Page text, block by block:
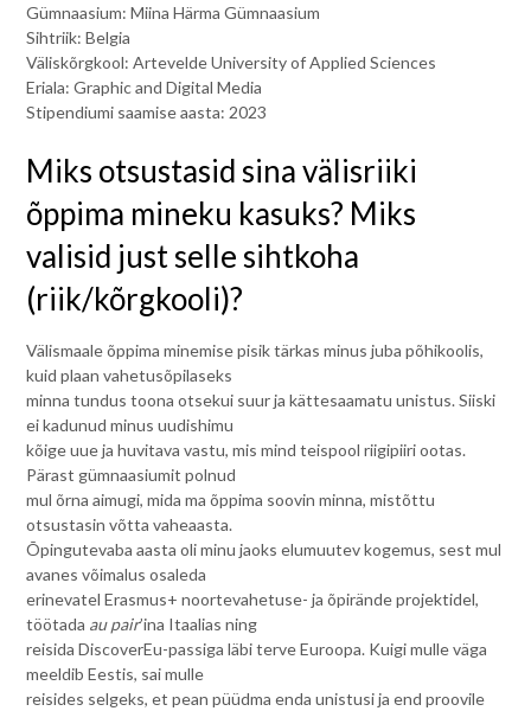
Gümnaasium: Miina Härma Gümnaasium
Sihtriik: Belgia
Väliskõrgkool: Artevelde University of Applied Sciences
Eriala: Graphic and Digital Media
Stipendiumi saamise aasta: 2023
Miks otsustasid sina välisriiki
õppima mineku kasuks? Miks
valisid just selle sihtkoha
(riik/kõrgkooli)?
Välismaale õppima minemise pisik tärkas minus juba põhikoolis,
kuid plaan vahetusõpilaseks
minna tundus toona otsekui suur ja kättesaamatu unistus. Siiski
ei kadunud minus uudishimu
kõige uue ja huvitava vastu, mis mind teispool riigipiiri ootas.
Pärast gümnaasiumit polnud
mul õrna aimugi, mida ma õppima soovin minna, mistõttu
otsustasin võtta vaheaasta.
Õpingutevaba aasta oli minu jaoks elumuutev kogemus, sest mul
avanes võimalus osaleda
erinevatel Erasmus+ noortevahetuse- ja õpirände projektidel,
töötada au pair’ina Itaalias ning
reisida DiscoverEu-passiga läbi terve Euroopa. Kuigi mulle väga
meeldib Eestis, sai mulle
reisides selgeks, et pean püüdma enda unistusi ja end proovile